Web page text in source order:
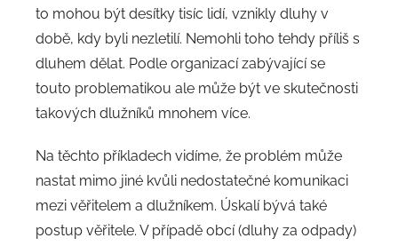
to mohou být desítky tisíc lidí, vznikly dluhy v
době, kdy byli nezletilí. Nemohli toho tehdy příliš s
dluhem dělat. Podle organizací zabývající se
touto problematikou ale může být ve skutečnosti
takových dlužníků mnohem více.
Na těchto příkladech vidíme, že problém může
nastat mimo jiné kvůli nedostatečné komunikaci
mezi věřitelem a dlužníkem. Úskalí bývá také
postup věřitele. V případě obcí (dluhy za odpady)